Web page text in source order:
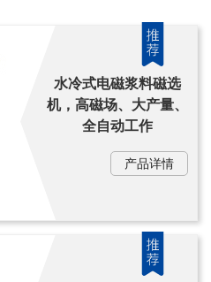
水冷式电磁浆料磁选
机，高磁场、大产量、
全自动工作
产品详情